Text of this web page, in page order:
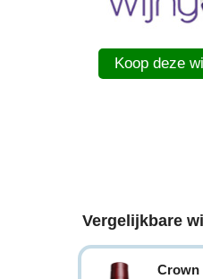
Koop deze
Vergelijkbare
Crown